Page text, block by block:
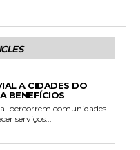
A CIDADES DO
BENEFÍCIOS
percorrem comunidades
serviços...